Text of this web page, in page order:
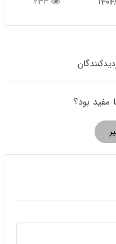
مفید بود؟